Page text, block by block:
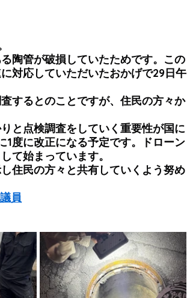
陶管が破損していたためです。この
対応していただいたおかげで29日午
するとのことですが、住民の方々か
と点検調査をしていく重要性が国に
1度に改正になる予定です。ドローン
て始まっています。
住民の方々と共有していくよう努め
員